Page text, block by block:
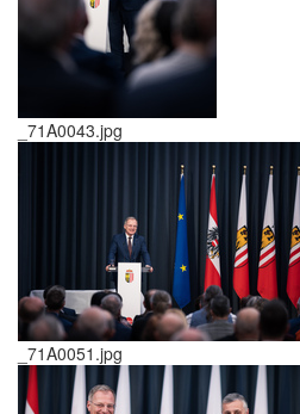
_71A0043.jpg
_71A0051.jpg